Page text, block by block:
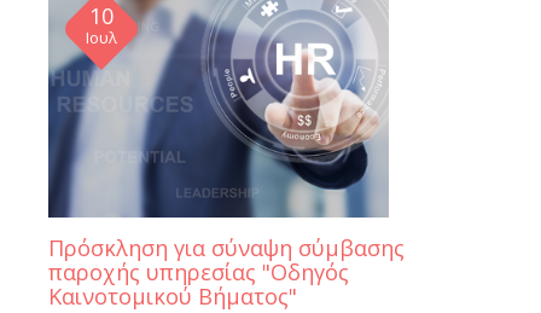
10
Ιουλ
Πρόσκληση για σύναψη σύμβασης
παροχής υπηρεσίας "Οδηγός
Καινοτομικού Βήματος"